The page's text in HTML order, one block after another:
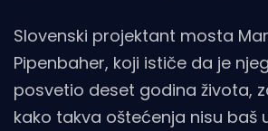
Slovenski projektant mosta
Pipenbaher, koji ističe da je
posvetio deset godina života,
kako takva oštećenja nisu baš